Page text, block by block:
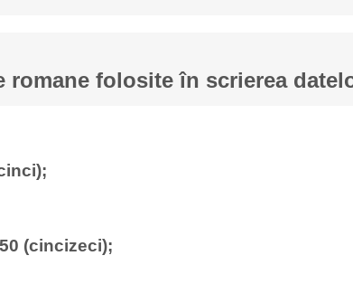
romane folosite în scrierea
(cincizeci);